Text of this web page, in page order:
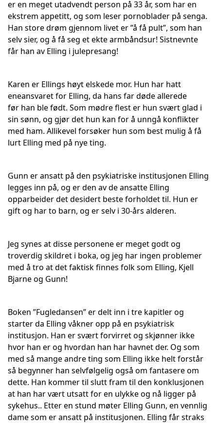
er en meget utadvendt person på 33 år, som har en
ekstrem appetitt, og som leser pornoblader på senga.
Han store drøm gjennom livet er ”å få pult”, som han
selv sier, og å få seg et ekte armbåndsur! Sistnevnte
får han av Elling i julepresang!
Karen er Ellings høyt elskede mor. Hun har hatt
eneansvaret for Elling, da hans far døde allerede
før han ble født. Som mødre flest er hun svært glad i
sin sønn, og gjør det hun kan for å unngå konflikter
med ham. Allikevel forsøker hun som best mulig å få
lurt Elling med på nye ting.
Gunn er ansatt på den psykiatriske institusjonen Elling
legges inn på, og er den av de ansatte Elling
opparbeider det desidert beste forholdet til. Hun er
gift og har to barn, og er selv i 30-års alderen.
Jeg synes at disse personene er meget godt og
troverdig skildret i boka, og jeg har ingen problemer
med å tro at det faktisk finnes folk som Elling, Kjell
Bjarne og Gunn!
Boken ”Fugledansen” er delt inn i tre kapitler og
starter da Elling våkner opp på en psykiatrisk
institusjon. Han er svært forvirret og skjønner ikke
hvor han er og hvordan han har havnet der. Og som
med så mange andre ting som Elling ikke helt forstår
så begynner han selvfølgelig også om fantasere om
dette. Han kommer til slutt fram til den konklusjonen
at han har vært utsatt for en ulykke og nå ligger på
sykehus.. Etter en stund møter Elling Gunn, en vennlig
dame som er ansatt på institusjonen. Elling får straks